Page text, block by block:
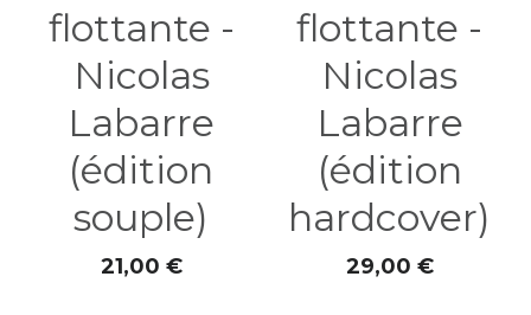
flottante -
Nicolas
Labarre
(édition
souple)
21,00 €
flottante -
Nicolas
Labarre
(édition
hardcover)
29,00 €